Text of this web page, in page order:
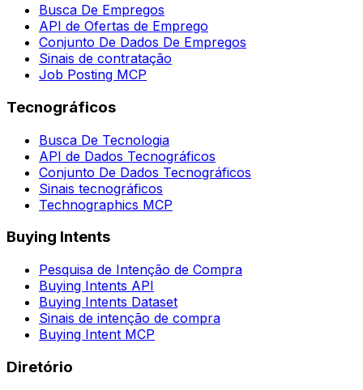
Busca De Empregos
API de Ofertas de Emprego
Conjunto De Dados De Empregos
Sinais de contratação
Job Posting MCP
Tecnográficos
Busca De Tecnologia
API de Dados Tecnográficos
Conjunto De Dados Tecnográficos
Sinais tecnográficos
Technographics MCP
Buying Intents
Pesquisa de Intenção de Compra
Buying Intents API
Buying Intents Dataset
Sinais de intenção de compra
Buying Intent MCP
Diretório